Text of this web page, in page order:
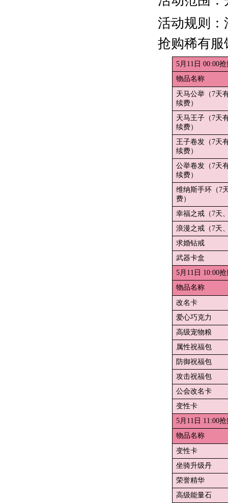
活动规则
抢购稀有服
5月11日 00:00抢
物品名称
天马公举（7天
续费）
天马王子（7天
续费）
王子卷发（7天
续费）
公举卷发（7天
续费）
维纳斯手环（7
费）
幸福之戒（7天
浪漫之戒（7天
求婚钻戒
武器卡盒
5月11日 10:00抢
物品名称
改名卡
爱心巧克力
高级宠物粮
属性祝福包
防御祝福包
攻击祝福包
公会改名卡
变性卡
5月11日 11:00抢
物品名称
变性卡
坐骑升级丹
荣誉精华
高级能量石